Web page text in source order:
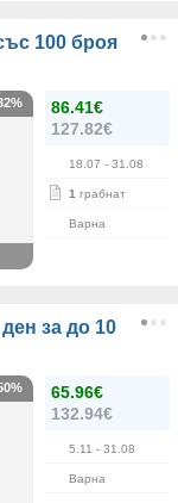
100 броя
86.41€
127.82€
18.07 - 31.08
1 грабнат
Варна
за до 10
65.96€
132.94€
5.11 - 31.08
Варна